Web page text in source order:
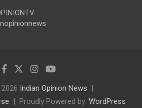
Indian Opinion News
Proudly Powered by: WordPress